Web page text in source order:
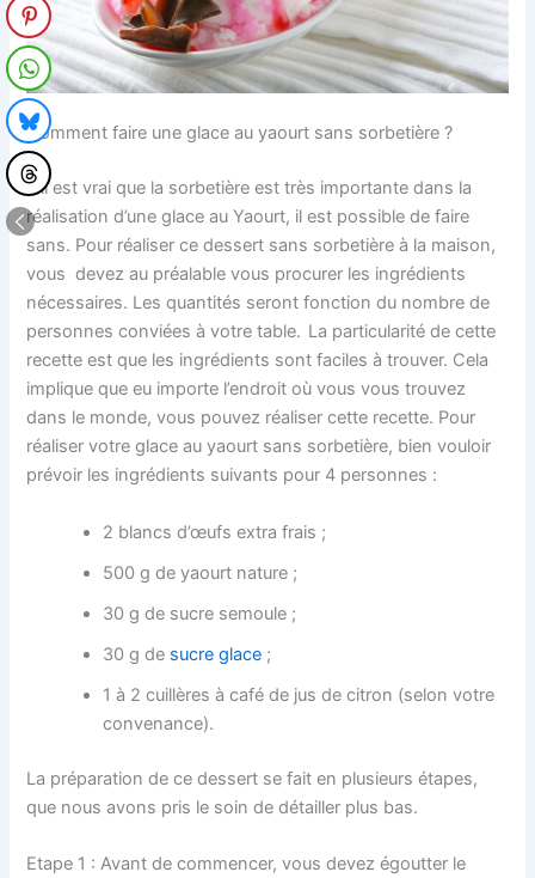
Comment faire une glace au yaourt sans sorbetière ?
S’il est vrai que la sorbetière est très importante dans la
réalisation d’une glace au Yaourt, il est possible de faire
sans. Pour réaliser ce dessert sans sorbetière à la maison,
vous devez au préalable vous procurer les ingrédients
nécessaires. Les quantités seront fonction du nombre de
personnes conviées à votre table. La particularité de cette
recette est que les ingrédients sont faciles à trouver. Cela
implique que eu importe l’endroit où vous vous trouvez
dans le monde, vous pouvez réaliser cette recette. Pour
réaliser votre glace au yaourt sans sorbetière, bien vouloir
prévoir les ingrédients suivants pour 4 personnes :
2 blancs d’œufs extra frais ;
500 g de yaourt nature ;
30 g de sucre semoule ;
30 g de sucre glace ;
1 à 2 cuillères à café de jus de citron (selon votre
convenance).
La préparation de ce dessert se fait en plusieurs étapes,
que nous avons pris le soin de détailler plus bas.
Etape 1 : Avant de commencer, vous devez égoutter le